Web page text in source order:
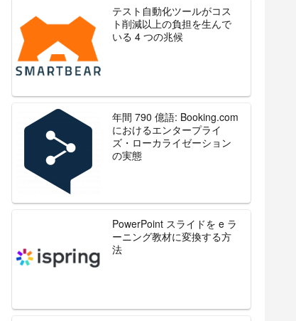
テスト自動化ツールがコス
ト削減以上の負担を生んで
いる 4 つの兆候
年間 790 億語: Booking.com
におけるエンタープライ
ズ・ローカライゼーション
の実態
PowerPoint スライドを e ラ
ーニング教材に変換する方
法